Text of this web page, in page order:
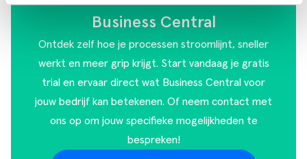
Business Central
Ontdek zelf hoe je processen stroomlijnt, sneller
werkt en meer grip krijgt. Start vandaag je gratis
trial en ervaar direct wat Business Central voor
jouw bedrijf kan betekenen. Of neem contact met
ons op om jouw specifieke mogelijkheden te
bespreken!